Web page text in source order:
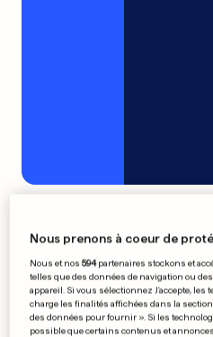
Nous prenons à coeur de
Nous et nos594partenaires stockons et
telles que des données de navigation ou
appareil. Si vous sélectionnez J'accepte,
charge les finalités affichées dans la
des données pour fournir ». Si les
possible que certains contenus et